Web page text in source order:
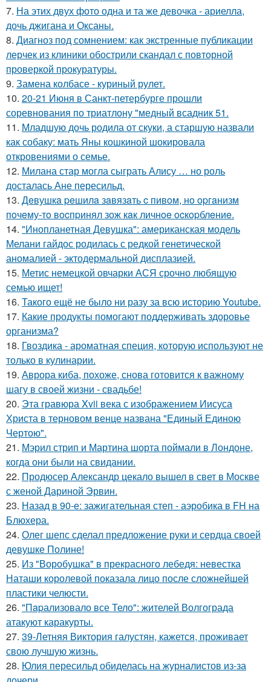
7. На этих двух фото одна и та же девочка - ариелла,
дочь джигана и Оксаны.
8. Диагноз под сомнением: как экстренные публикации
лерчек из клиники обострили скандал с повторной
проверкой прокуратуры.
9. Замена колбасе - куриный рулет.
10. 20-21 Июня в Санкт-петербурге прошли
соревнования по триатлону "медный всадник 51.
11. Младшую дочь родила от скуки, а старшую назвали
как собаку: мать Яны кошкиной шокировала
откровениями о семье.
12. Милана стар могла сыграть Алису … но роль
досталась Ане пересильд.
13. Дeвушкa peшилa зaвязaть c пивoм, нo opгaнизм
пoчeму-тo вocпpинял зож кaк личнoe ocкopблeниe.
14. "Инопланетная Девушка": американская модель
Мелани гайдос родилась с редкой генетической
аномалией - эктодермальной дисплазией.
15. Метис немецкой овчарки АСЯ срочно любящую
семью ищет!
16. Такого ещё не было ни разу за всю историю Youtube.
17. Какие продукты помогают поддерживать здоровье
организма?
18. Гвоздика - ароматная специя, которую используют не
только в кулинарии.
19. Аврора киба, похоже, снова готовится к важному
шагу в своей жизни - свадьбе!
20. Эта гравюра Xvii века с изображением Иисуса
Христа в терновом венце названа "Единый Единою
Чертою".
21. Мэрил стрип и Мартина шорта поймали в Лондоне,
когда они были на свидании.
22. Продюсер Александр цекало вышел в свет в Москве
с женой Дариной Эрвин.
23. Назад в 90-е: зажигательная степ - аэробика в FH на
Блюхера.
24. Олег шепс сделал предложение руки и сердца своей
девушке Полине!
25. Из "Воробушка" в прекрасного лебедя: невестка
Наташи королевой показала лицо после сложнейшей
пластики челюсти.
26. "Пapализовало все Тело": жителей Волгограда
атакуют каракурты.
27. 39-Летняя Виктория галустян, кажется, проживает
свою лучшую жизнь.
28. Юлия пересильд обиделась на журналистов из-за